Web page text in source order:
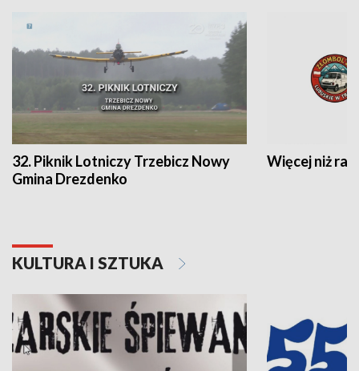
32. Piknik Lotniczy Trzebicz Nowy
Gmina Drezdenko
Więcej niż rajd
KULTURA I SZTUKA